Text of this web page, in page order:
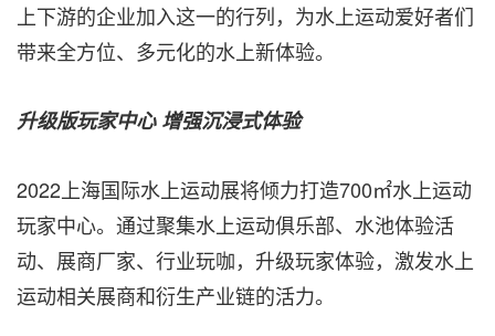
上下游的企业加入这一的行列，为水上运动爱好者们
带来全方位、多元化的水上新体验。
升级版玩家中心 增强沉浸式体验
2022上海国际水上运动展将倾力打造700㎡水上运动
玩家中心。通过聚集水上运动俱乐部、水池体验活
动、展商厂家、行业玩咖，升级玩家体验，激发水上
运动相关展商和衍生产业链的活力。